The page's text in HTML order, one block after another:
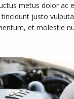
metus dolor ac
justo
et molestie